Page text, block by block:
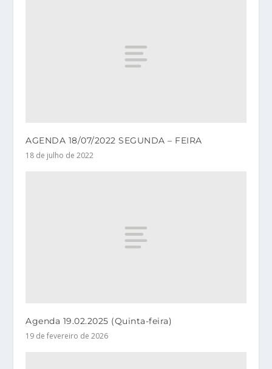
AGENDA 18/07/2022 SEGUNDA – FEIRA
18 de julho de 2022
Agenda 19.02.2025 (Quinta-feira)
19 de fevereiro de 2026